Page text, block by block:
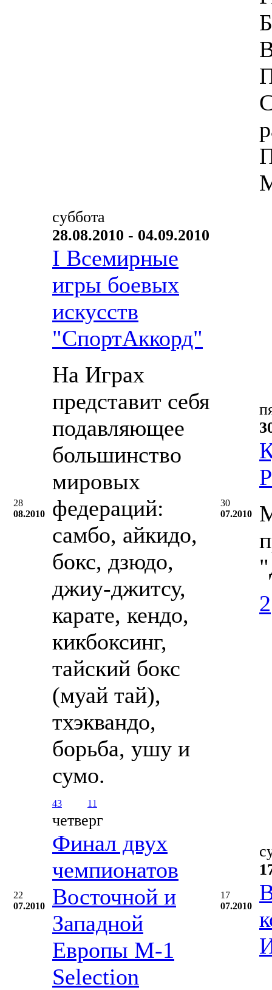
28
08.2010
суббота
28.08.2010 - 04.09.2010
I Всемирные
игры боевых
искусств
"СпортАккорд"
На Играх
представит себя
подавляющее
большинство
мировых
федераций:
самбо, айкидо,
бокс, дзюдо,
джиу-джитсу,
карате, кендо,
кикбоксинг,
тайский бокс
(муай тай),
тхэквандо,
борьба, ушу и
сумо.
43 11
30
07.2010
2
22
07.2010
четверг
Финал двух
чемпионатов
Восточной и
Западной
Европы М-1
Selection
17
07.2010